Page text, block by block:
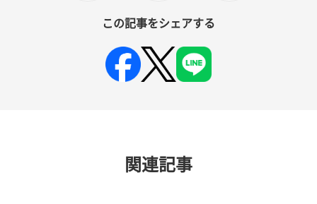
この記事をシェアする
関連記事